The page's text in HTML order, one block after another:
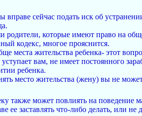
вправе сейчас подать иск об
родители, которые имеют право на
кодекс, многое прояснится.
места жительства ребенка- этот
вам, не имеет постоянного
ребенка.
место жительства (жену) вы не
также может повлиять на поведение
ее заставлять что-либо делать, или не